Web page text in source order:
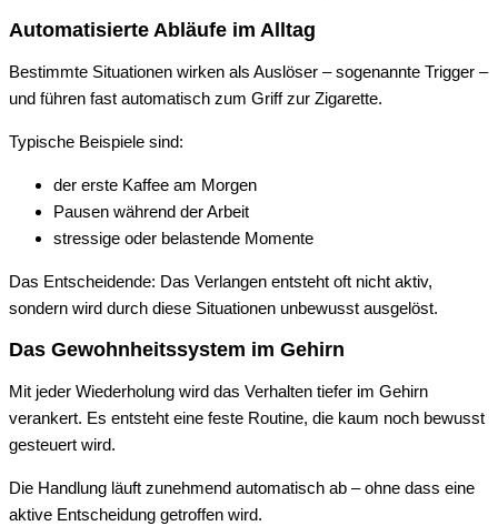
Automatisierte Abläufe im Alltag
Bestimmte Situationen wirken als Auslöser – sogenannte Trigger –
und führen fast automatisch zum Griff zur Zigarette.
Typische Beispiele sind:
der erste Kaffee am Morgen
Pausen während der Arbeit
stressige oder belastende Momente
Das Entscheidende: Das Verlangen entsteht oft nicht aktiv,
sondern wird durch diese Situationen unbewusst ausgelöst.
Das Gewohnheitssystem im Gehirn
Mit jeder Wiederholung wird das Verhalten tiefer im Gehirn
verankert. Es entsteht eine feste Routine, die kaum noch bewusst
gesteuert wird.
Die Handlung läuft zunehmend automatisch ab – ohne dass eine
aktive Entscheidung getroffen wird.